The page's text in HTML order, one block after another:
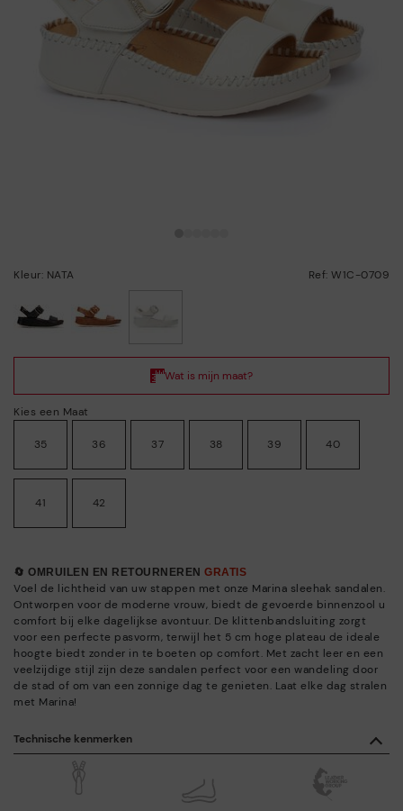
Kleur: NATA Ref: W1C-0709
Kies een Maat
35 36 37 38 39 40
41 42
🔄 OMRUILEN EN RETOURNEREN GRATIS
Voel de lichtheid van uw stappen met onze Marina sleehak sandalen.
Ontworpen voor de moderne vrouw, biedt de gevoerde binnenzool u
comfort bij elke dagelijkse avontuur. De klittenbandsluiting zorgt
voor een perfecte pasvorm, terwijl het 5 cm hoge plateau de ideale
hoogte biedt zonder in te boeten op comfort. Met zacht leer en een
veelzijdige stijl zijn deze sandalen perfect voor een wandeling door
de stad of om van een zonnige dag te genieten. Laat elke dag stralen
met Marina!
Technische kenmerken